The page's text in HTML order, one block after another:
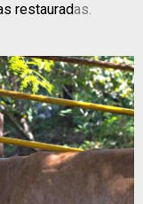
restauradas.